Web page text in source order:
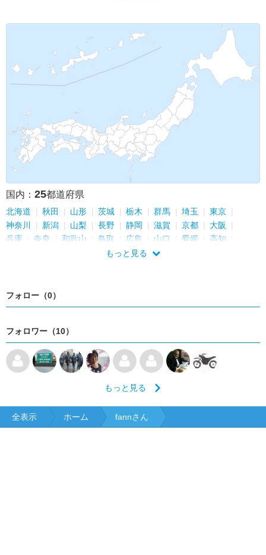
国内： 25都道府県
北海道 秋田 山形 茨城 栃木 群馬 埼玉
東京
神奈川
新潟 山梨 長野 静岡 滋賀 京都
大阪
兵庫
奈良 和歌山 鳥取 広島 山口 愛媛
高知
もっと見る
フォロー（0）
フォロワー（10）
もっと見る
全表示 ホーム fannさん